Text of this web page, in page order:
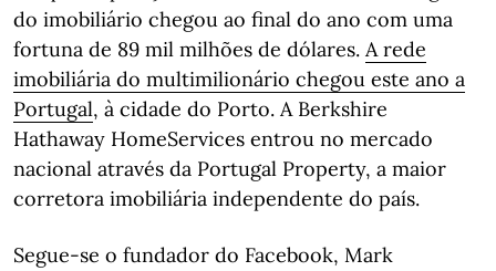
do imobiliário chegou ao final do ano com uma
fortuna de 89 mil milhões de dólares. A rede
imobiliária do multimilionário chegou este ano a
Portugal, à cidade do Porto. A Berkshire
Hathaway HomeServices entrou no mercado
nacional através da Portugal Property, a maior
corretora imobiliária independente do país.
Segue-se o fundador do Facebook, Mark